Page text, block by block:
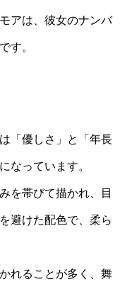
アは、彼女のナンバ
す。
「優しさ」と「年長
なっています。
を帯びて描かれ、目
避けた配色で、柔ら
れることが多く、舞